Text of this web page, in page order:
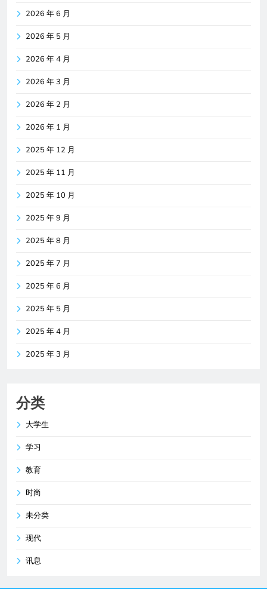
2026 年 6 月
2026 年 5 月
2026 年 4 月
2026 年 3 月
2026 年 2 月
2026 年 1 月
2025 年 12 月
2025 年 11 月
2025 年 10 月
2025 年 9 月
2025 年 8 月
2025 年 7 月
2025 年 6 月
2025 年 5 月
2025 年 4 月
2025 年 3 月
分类
大学生
学习
教育
时尚
未分类
现代
讯息